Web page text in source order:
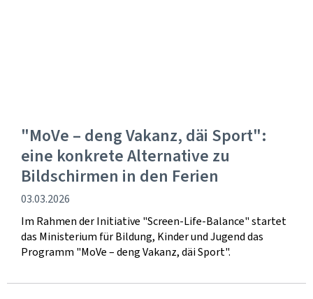
"MoVe – deng Vakanz, däi Sport":
eine konkrete Alternative zu
Bildschirmen in den Ferien
Veröffentlichung
03.03.2026
Im Rahmen der Initiative "Screen-Life-Balance" startet
das Ministerium für Bildung, Kinder und Jugend das
Programm "MoVe – deng Vakanz, däi Sport".